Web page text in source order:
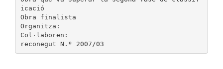
icació
Obra finalista
Organitza:
Col·laboren: